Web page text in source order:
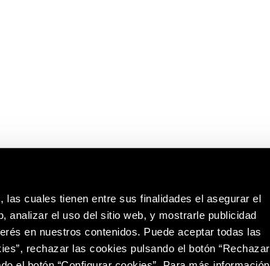
cuales tienen entre sus finalidades el asegurar el
analizar el uso del sitio web, y mostrarle publicidad
en nuestros contenidos. Puede aceptar todas las
rechazar las cookies pulsando el botón “Rechazar